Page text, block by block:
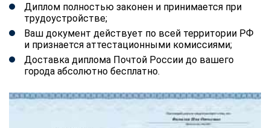
Диплом полностью законен и принимается при
трудоустройстве;
Ваш документ действует по всей территории РФ
и признается аттестационными комиссиями;
Доставка диплома Почтой России до вашего
города абсолютно бесплатно.